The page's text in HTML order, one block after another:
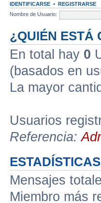
IDENTIFICARSE • REGISTRARSE
Nombre de Usuario:
¿QUIÉN ESTÁ
En total hay 0
(basados en
La mayor
Usuarios
Referencia:
ESTADÍSTICAS
Mensajes
Miembro más